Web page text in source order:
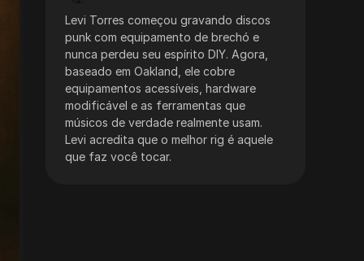
Levi Torres começou gravando discos
punk com equipamento de brechó e
nunca perdeu seu espírito DIY. Agora,
baseado em Oakland, ele cobre
equipamentos acessíveis, hardware
modificável e as ferramentas que
músicos de verdade realmente usam.
Levi acredita que o melhor rig é aquele
que faz você tocar.